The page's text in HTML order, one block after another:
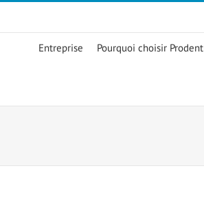
Entreprise
Pourquoi choisir Prodent